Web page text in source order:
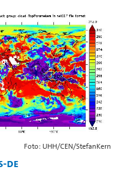
Foto: UHH/CEN/StefanKern
de